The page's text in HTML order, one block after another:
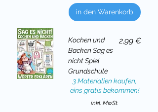
in den Warenkorb
Kochen und
Backen Sag es
nicht Spiel
Grundschule
Preis
2,99 €
3 Materialien kaufen,
eins gratis bekommen!
inkl. MwSt.